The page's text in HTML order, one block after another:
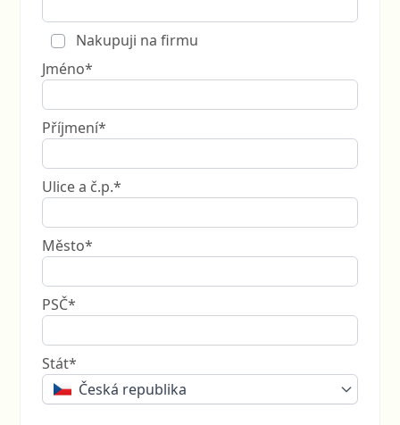
Nakupuji na firmu
Jméno*
Příjmení*
Ulice a č.p.*
Město*
PSČ*
Stát*
Česká republika